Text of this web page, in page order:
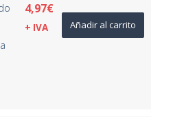
4,97€
+ IVA Añadir al carrito